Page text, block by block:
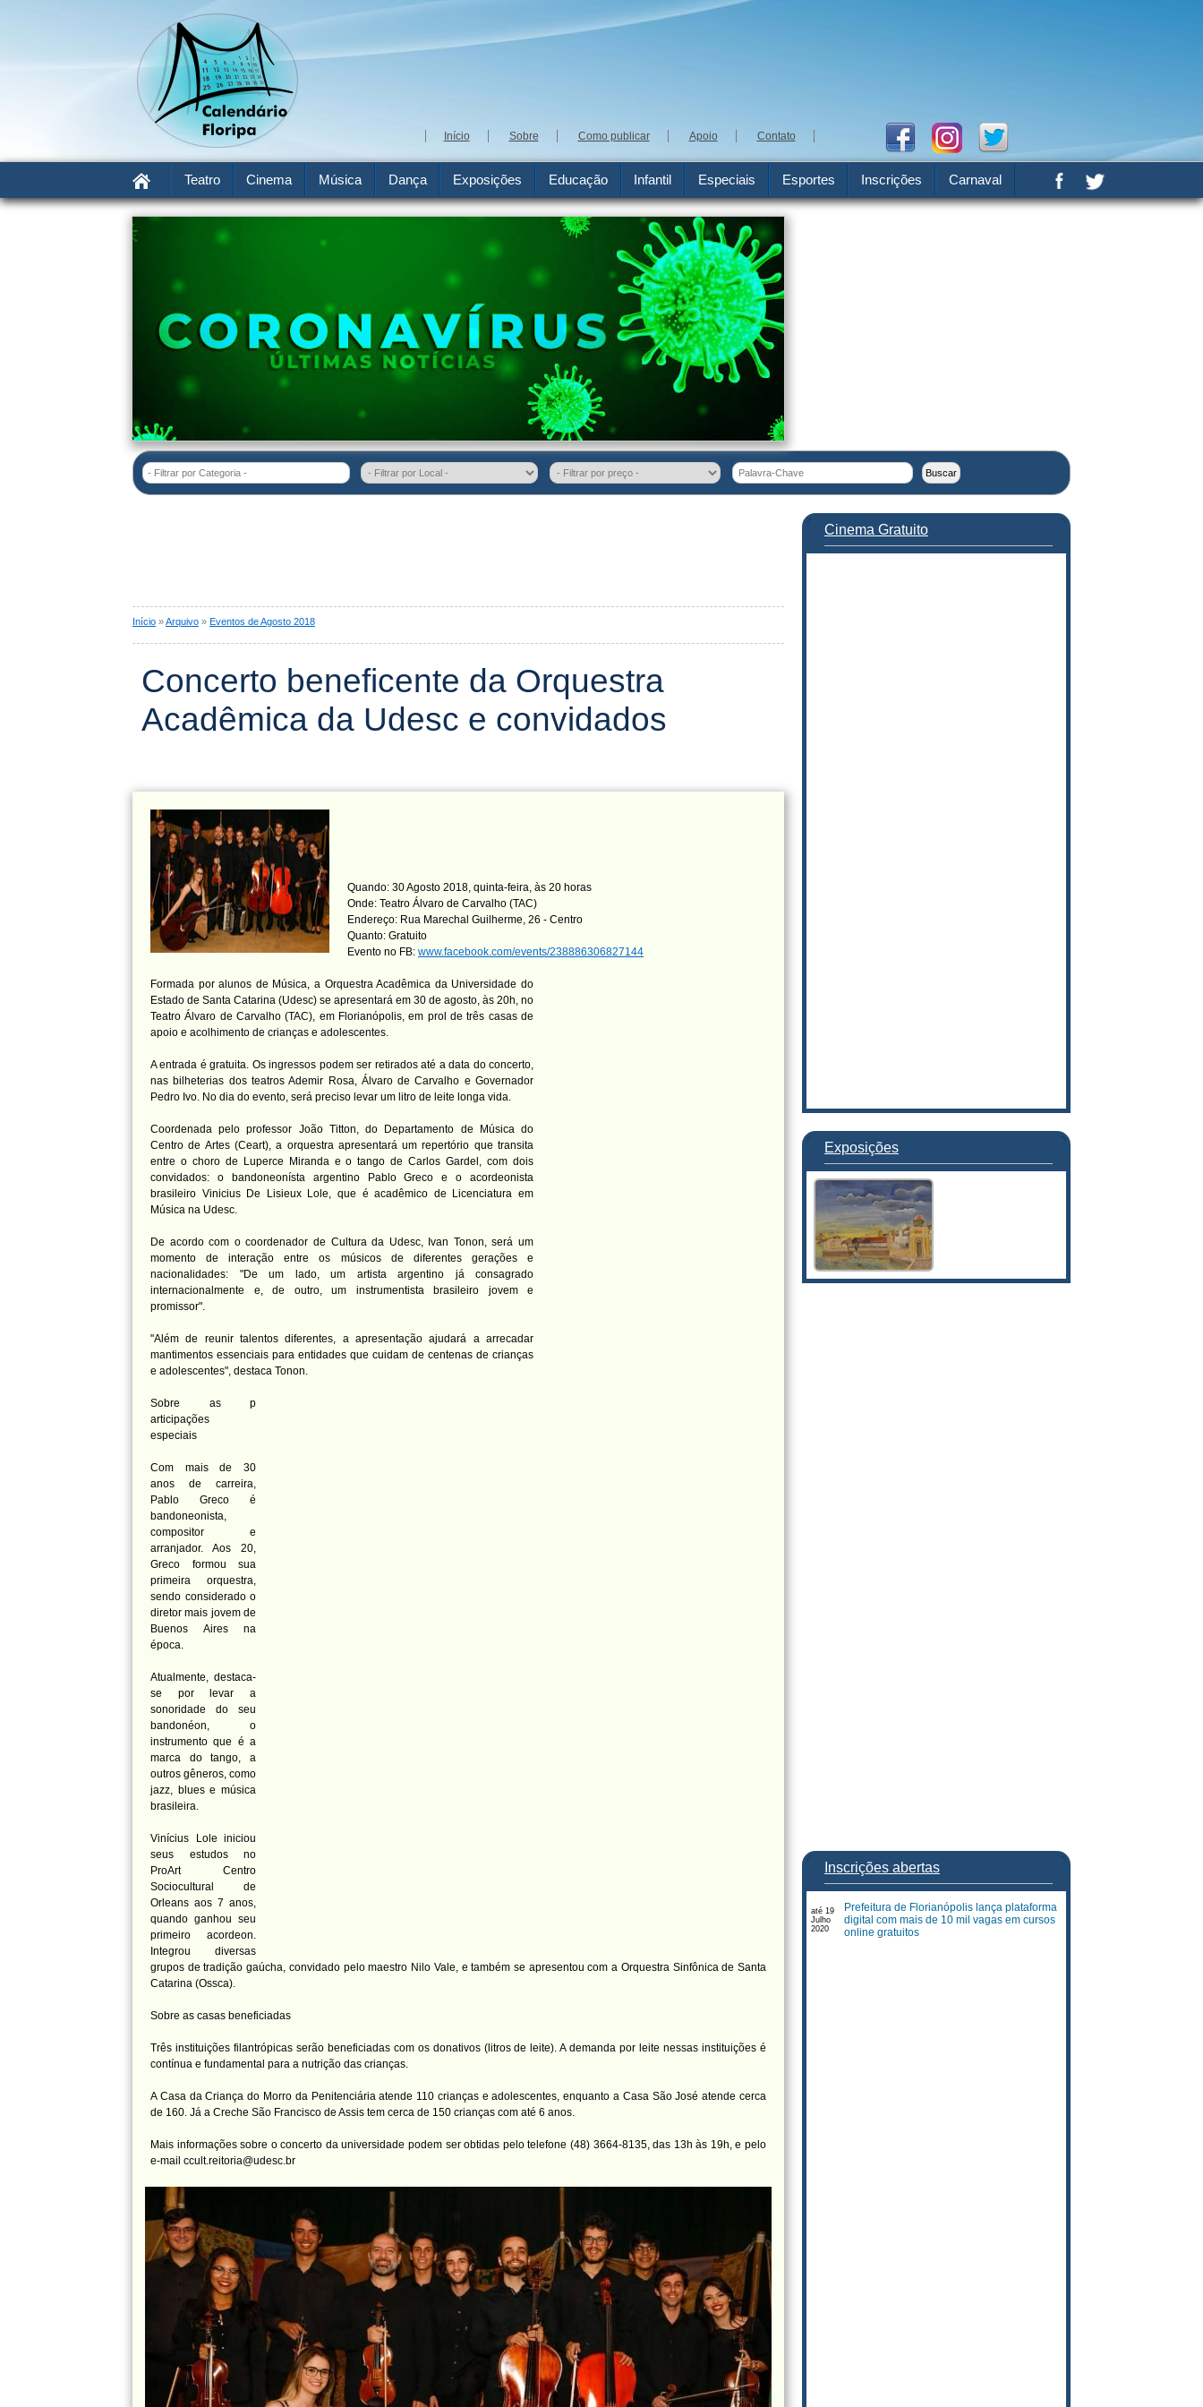
Início Sobre Como publicar Apoio Contato
Teatro Cinema Música Dança Exposições Educação Infantil Especiais Esportes Inscrições Carnaval
- Filtrar por Categoria -
Início »Arquivo » Eventos de Agosto 2018
Concerto beneficente da Orquestra
Acadêmica da Udesc e convidados
Quando: 30 Agosto 2018, quinta-feira, às 20 horas
Onde: Teatro Álvaro de Carvalho (TAC)
Endereço: Rua Marechal Guilherme, 26 - Centro
Quanto: Gratuito
Evento no FB: www.facebook.com/events/238886306827144
Formada por alunos de Música, a Orquestra Acadêmica da Universidade do
Estado de Santa Catarina (Udesc) se apresentará em 30 de agosto, às 20h, no
Teatro Álvaro de Carvalho (TAC), em Florianópolis, em prol de três casas de
apoio e acolhimento de crianças e adolescentes.
A entrada é gratuita. Os ingressos podem ser retirados até a data do concerto,
nas bilheterias dos teatros Ademir Rosa, Álvaro de Carvalho e Governador
Pedro Ivo. No dia do evento, será preciso levar um litro de leite longa vida.
Coordenada pelo professor João Titton, do Departamento de Música do
Centro de Artes (Ceart), a orquestra apresentará um repertório que transita
entre o choro de Luperce Miranda e o tango de Carlos Gardel, com dois
convidados: o bandoneonísta argentino Pablo Greco e o acordeonista
brasileiro Vinicius De Lisieux Lole, que é acadêmico de Licenciatura em
Música na Udesc.
De acordo com o coordenador de Cultura da Udesc, Ivan Tonon, será um
momento de interação entre os músicos de diferentes gerações e
nacionalidades: "De um lado, um artista argentino já consagrado
internacionalmente e, de outro, um instrumentista brasileiro jovem e
promissor".
"Além de reunir talentos diferentes, a apresentação ajudará a arrecadar
mantimentos essenciais para entidades que cuidam de centenas de crianças
e adolescentes", destaca Tonon.
Sobre as p
articipações
especiais
Com mais de 30
anos de carreira,
Pablo Greco é
bandoneonista,
compositor e
arranjador. Aos 20,
Greco formou sua
primeira orquestra,
sendo considerado o
diretor mais jovem de
Buenos Aires na
época.
Atualmente, destaca-
se por levar a
sonoridade do seu
bandonéon, o
instrumento que é a
marca do tango, a
outros gêneros, como
jazz, blues e música
brasileira.
Vinícius Lole iniciou
seus estudos no
ProArt Centro
Sociocultural de
Orleans aos 7 anos,
quando ganhou seu
primeiro acordeon.
Integrou diversas
grupos de tradição gaúcha, convidado pelo maestro Nilo Vale, e também se apresentou com a Orquestra Sinfônica de Santa
Catarina (Ossca).
Sobre as casas beneficiadas
Três instituições filantrópicas serão beneficiadas com os donativos (litros de leite). A demanda por leite nessas instituições é
contínua e fundamental para a nutrição das crianças.
A Casa da Criança do Morro da Penitenciária atende 110 crianças e adolescentes, enquanto a Casa São José atende cerca
de 160. Já a Creche São Francisco de Assis tem cerca de 150 crianças com até 6 anos.
Mais informações sobre o concerto da universidade podem ser obtidas pelo telefone (48) 3664-8135, das 13h às 19h, e pelo
e-mail ccult.reitoria@udesc.br
Cinema Gratuito
Exposições
Inscrições abertas
até 19
Julho
2020
Prefeitura de Florianópolis lança plataforma
digital com mais de 10 mil vagas em cursos
online gratuitos